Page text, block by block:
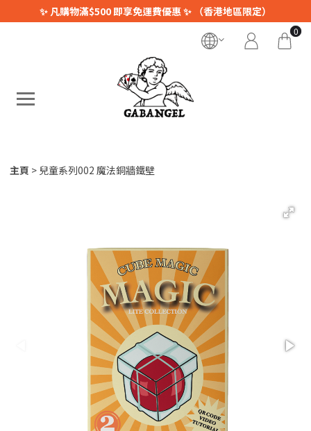
✨ 凡購物滿$500 即享免運費優惠 ✨ （香港地區限定）
0
主頁 兒童系列002 魔法銅牆鐵壁